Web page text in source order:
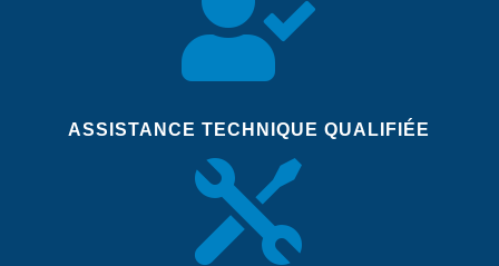

ASSISTANCE TECHNIQUE QUALIFIÉE
